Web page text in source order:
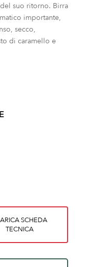
suo ritorno. Birra
importante,
secco,
di caramello e
SCHEDA
TECNICA